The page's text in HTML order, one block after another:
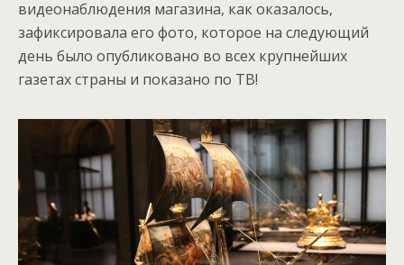
видеонаблюдения магазина, как оказалось,
зафиксировала его фото, которое на следующий
день было опубликовано во всех крупнейших
газетах страны и показано по ТВ!